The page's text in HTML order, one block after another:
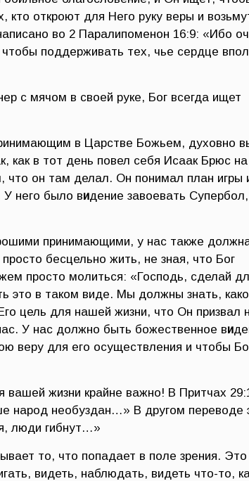
кто откроют для Него руку веры и
во 2 Паралипоменон 16:9: «Ибо
поддерживать тех, чье сердце
с мячом в своей руке, Бог всегда ищет
в Царстве Божьем, духовно
как в тот день повел себя Исаак Брюс на
что он там делал. Он понимал план игры
У него было видение завоевать
принимающими, у нас также
бесцельно жить, не зная, что Бог
просто молиться: «Господь, сделай
это в таком виде. Мы должны знать,
цель для нашей жизни, что Он призвал
У нас должно быть божественное ви
веру для его осуществления и чтобы
вашей жизни крайне важно! В Притчах
народ необуздан…» В другом переводе
люди гибнут…»
то, что попадает в поле зрения. Это
видеть, наблюдать, видеть что-то,